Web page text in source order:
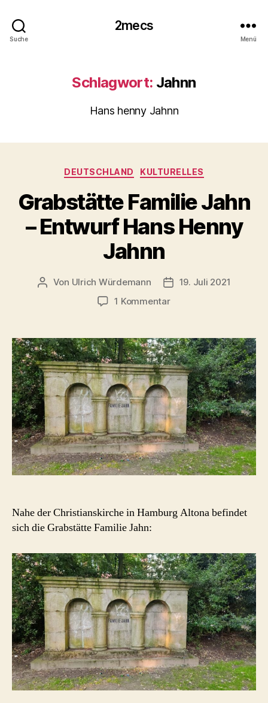
Suche
2mecs
Menü
Schlagwort: Jahnn
Hans henny Jahnn
Kategorien
DEUTSCHLAND KULTURELLES
Grabstätte Familie Jahn
– Entwurf Hans Henny
Jahnn
Beitragsautor
Von Ulrich Würdemann Beitragsdatum
19. Juli 2021
1 Kommentarzu
Jahn
–
Entwurf
Hans
Henny
Jahnn
Nahe der Christianskirche in Hamburg Altona befindet
sich die Grabstätte Familie Jahn: